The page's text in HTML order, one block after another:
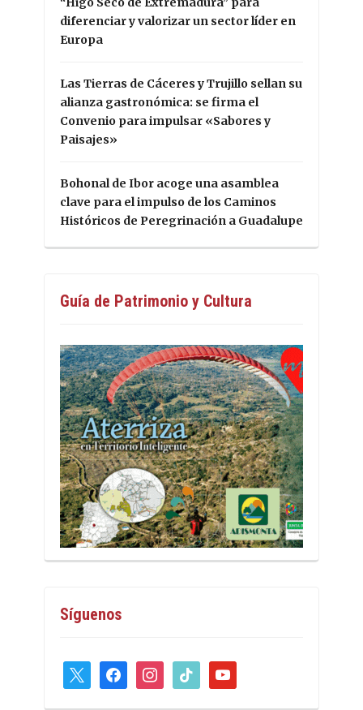
diferenciar y valorizar un sector líder en
Europa
Las Tierras de Cáceres y Trujillo sellan su
alianza gastronómica: se firma el
Convenio para impulsar «Sabores y
Paisajes»
Bohonal de Ibor acoge una asamblea
clave para el impulso de los Caminos
Históricos de Peregrinación a Guadalupe
Guía de Patrimonio y Cultura
Síguenos
facebookinstagram
tiktok youtube